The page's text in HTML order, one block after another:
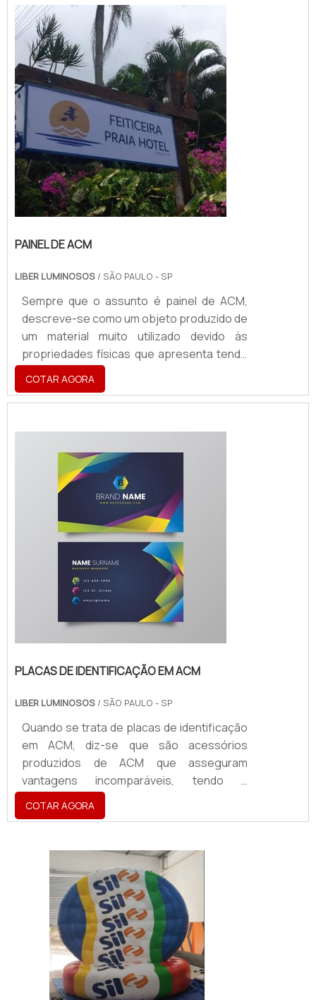
estão abrigados sob o mesmo. O
PRODUTO GARANTE DIVERSAS
APLICAÇÕESSendo assim, os toldos
podem se tornar ótimas alternativas para
pessoa...
PAINEL DE ACM
LIBER LUMINOSOS / SÃO PAULO - SP
Sempre que o assunto é painel de ACM,
descreve-se como um objeto produzido de
um material muito utilizado devido às
propriedades físicas que apresenta tendo
a aplicabilidade em atestar a identidade
visual de uma marca, sendo utilizado para a
criação
GARANTE UMA SÉRIE DE BENEFÍCIOSO
produto é, hoje, um ponto de extrema
importância para segmentos como cafés,
COTAR AGORA
PLACAS DE IDENTIFICAÇÃO EM ACM
LIBER LUMINOSOS / SÃO PAULO - SP
Quando se trata de placas de identificação
em ACM, diz-se que são acessórios
produzidos de ACM que asseguram
vantagens incomparáveis, tendo a
aplicabilidade em atestar a identidade visual
de uma marca, sendo utilizado para a
dentre vários outros acessórios.O
PRODUTO OFERECE DIVERSAS
VANTAGENSA placa vem se tornando um
produto de extrema importância para o
segmentos como cafés, restaurantes,
shoppi...
COTAR AGORA